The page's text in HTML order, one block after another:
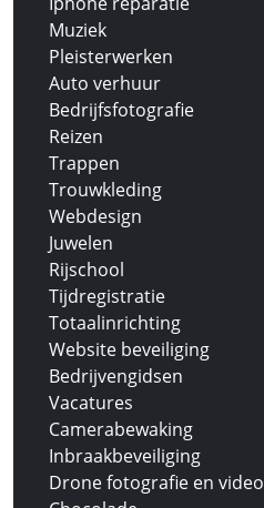
Muziek
Pleisterwerken
Auto verhuur
Bedrijfsfotografie
Reizen
Trappen
Trouwkleding
Webdesign
Juwelen
Rijschool
Tijdregistratie
Totaalinrichting
Website beveiliging
Bedrijvengidsen
Vacatures
Camerabewaking
Inbraakbeveiliging
Drone fotografie en video